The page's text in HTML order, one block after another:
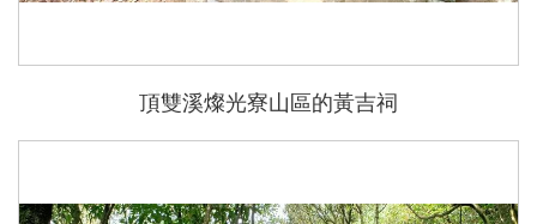
頂雙溪燦光寮山區的黃吉祠